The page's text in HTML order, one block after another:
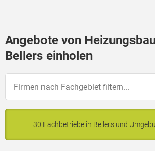
Angebote von
Bellers einholen
30 Fachbetriebe in Bellers und